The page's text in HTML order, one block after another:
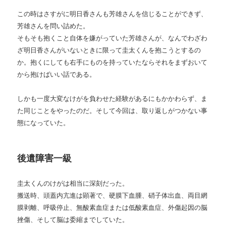
この時はさすがに明日香さんも芳雄さんを信じることができず、
芳雄さんを問い詰めた。
そもそも抱くこと自体を嫌がっていた芳雄さんが、なんでわざわ
ざ明日香さんがいないときに限って圭太くんを抱こうとするの
か。抱くにしても右手にものを持っていたならそれをまずおいて
から抱けばいい話である。
しかも一度大変なけがを負わせた経験があるにもかかわらず、ま
た同じことをやったのだ。そして今回は、取り返しがつかない事
態になっていた。
後遺障害一級
圭太くんのけがは相当に深刻だった。
搬送時、頭蓋内亢進は顕著で、硬膜下血腫、硝子体出血、両目網
膜剥離、呼吸停止、無酸素血症または低酸素血症、外傷起因の脳
挫傷、そして脳は委縮までしていた。